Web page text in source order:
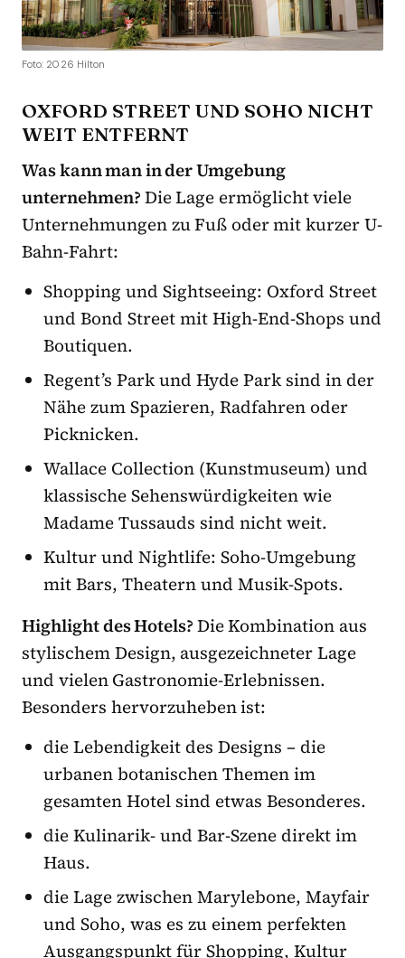
Foto: 2026 Hilton
OXFORD STREET UND SOHO NICHT
WEIT ENTFERNT
Was kann man in der Umgebung
unternehmen?Die Lage ermöglicht viele
Unternehmungen zu Fuß oder mit kurzer U-
Bahn-Fahrt:
Shopping und Sightseeing: Oxford Street
und Bond Street mit High-End-Shops und
Boutiquen.
Regent’s Park und Hyde Park sind in der
Nähe zum Spazieren, Radfahren oder
Picknicken.
Wallace Collection (Kunstmuseum) und
klassische Sehenswürdigkeiten wie
Madame Tussauds sind nicht weit.
Kultur und Nightlife: Soho-Umgebung
mit Bars, Theatern und Musik-Spots.
Highlight des Hotels?Die Kombination aus
stylischem Design, ausgezeichneter Lage
und vielen Gastronomie-Erlebnissen.
Besonders hervorzuheben ist:
die Lebendigkeit des Designs – die
urbanen botanischen Themen im
gesamten Hotel sind etwas Besonderes.
die Kulinarik- und Bar-Szene direkt im
Haus.
die Lage zwischen Marylebone, Mayfair
und Soho, was es zu einem perfekten
Ausgangspunkt für Shopping, Kultur